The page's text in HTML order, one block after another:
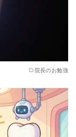
院長のお勉強